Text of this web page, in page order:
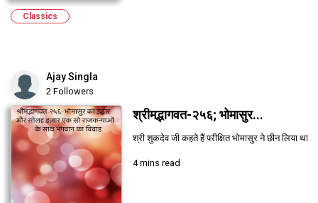
Classics
Ajay Singla
2 Followers
श्रीमद्भागवत-२५६; भोमासुर...
श्री शुकदेव जी कहते हैं परीक्षित भोमासुर ने छीन लिया था.
4 mins read